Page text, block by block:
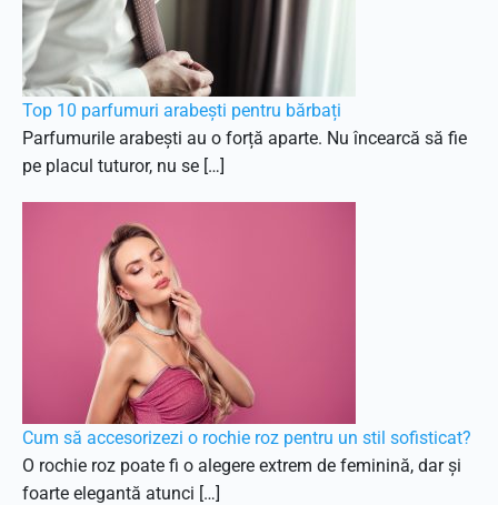
Top 10 parfumuri arabești pentru bărbați
Parfumurile arabești au o forță aparte. Nu încearcă să fie
pe placul tuturor, nu se […]
Cum să accesorizezi o rochie roz pentru un stil sofisticat?
O rochie roz poate fi o alegere extrem de feminină, dar și
foarte elegantă atunci […]